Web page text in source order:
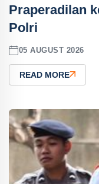
Praperadilan
Polri
05 AUGUST 2026
READ MORE